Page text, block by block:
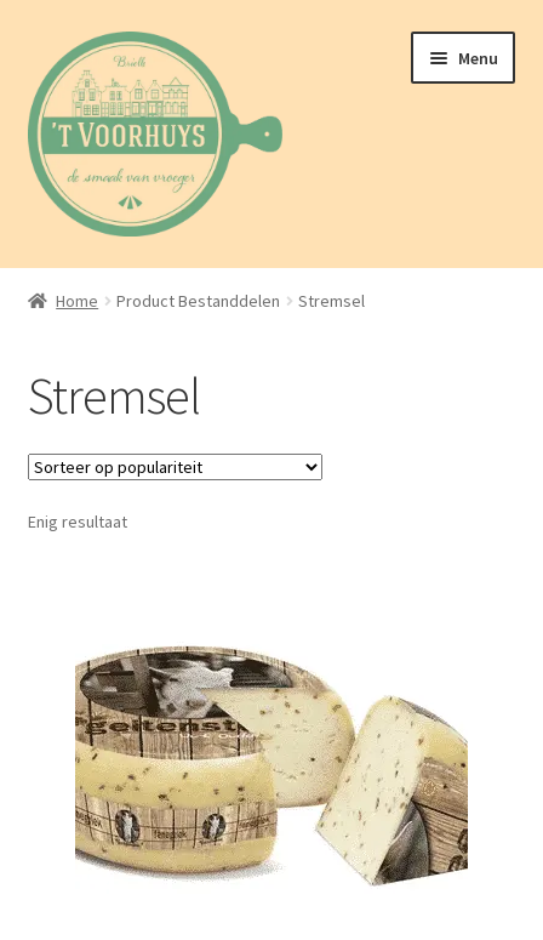
door
naar
navigatie
naar
de
inhoud
Menu
Home
Webwinkel
Berichten
Contact
Nederlands
Home Product Bestanddelen Stremsel
Stremsel
Enig resultaat